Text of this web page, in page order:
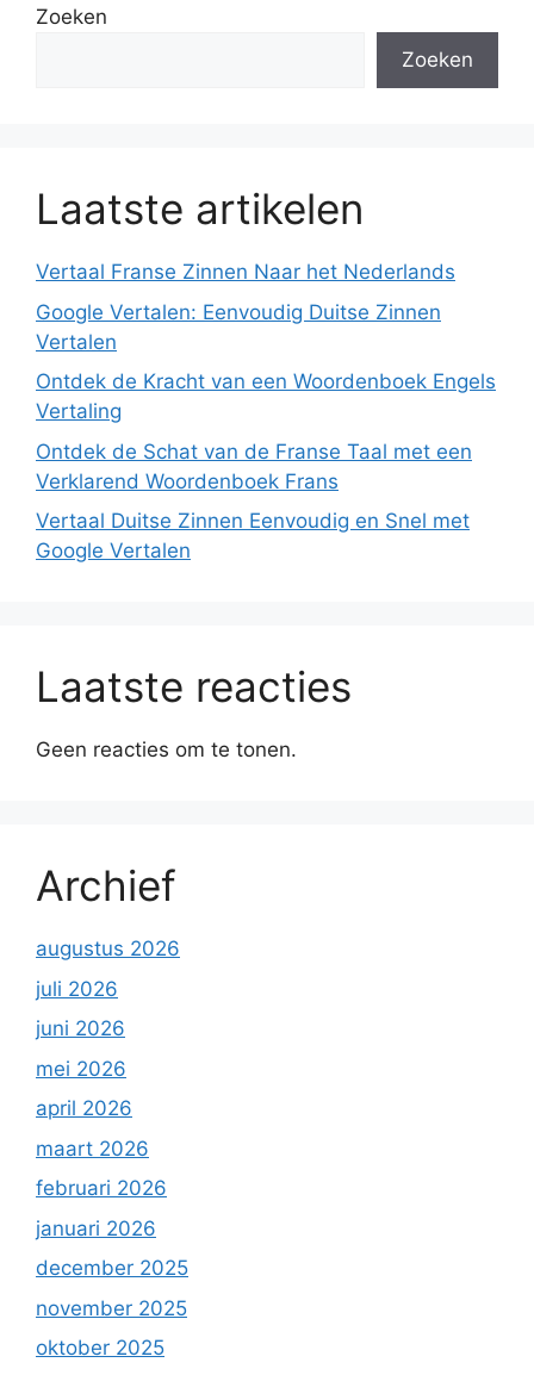
Zoeken
Zoeken
Laatste artikelen
Vertaal Franse Zinnen Naar het Nederlands
Google Vertalen: Eenvoudig Duitse Zinnen
Vertalen
Ontdek de Kracht van een Woordenboek Engels
Vertaling
Ontdek de Schat van de Franse Taal met een
Verklarend Woordenboek Frans
Vertaal Duitse Zinnen Eenvoudig en Snel met
Google Vertalen
Laatste reacties
Geen reacties om te tonen.
Archief
augustus 2026
juli 2026
juni 2026
mei 2026
april 2026
maart 2026
februari 2026
januari 2026
december 2025
november 2025
oktober 2025